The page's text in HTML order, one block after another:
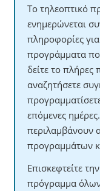
Το τηλεοπτικό
ενημερώνεται
πληροφορίες
προγράμματα
δείτε το
αναζητήσετε
επόμενες
περιλαμβάνουν
προγραμμάτων
Επισκεφτείτε την
πρόγραμμα